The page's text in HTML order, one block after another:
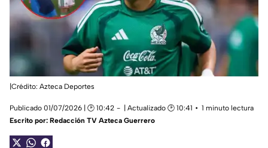
|Crédito: Azteca Deportes
Publicado 01/07/2026 | 🕑 10:42 | Actualizado 🕑 10:41
1 minuto lectura
Escrito por: Redacción TV Azteca Guerrero